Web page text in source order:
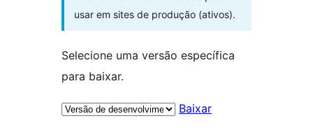
usar em sites de produção (ativos).
Selecione uma versão específica
para baixar.
Baixar